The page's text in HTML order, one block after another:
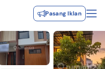
Pasang Iklan